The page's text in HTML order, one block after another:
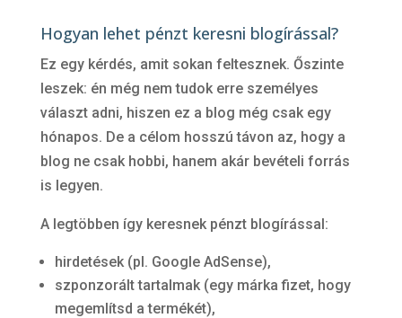
Hogyan lehet pénzt keresni blogírással?
Ez egy kérdés, amit sokan feltesznek. Őszinte
leszek: én még nem tudok erre személyes
választ adni, hiszen ez a blog még csak egy
hónapos. De a célom hosszú távon az, hogy a
blog ne csak hobbi, hanem akár bevételi forrás
is legyen.
A legtöbben így keresnek pénzt blogírással:
hirdetések (pl. Google AdSense),
szponzorált tartalmak (egy márka fizet, hogy
megemlítsd a termékét),